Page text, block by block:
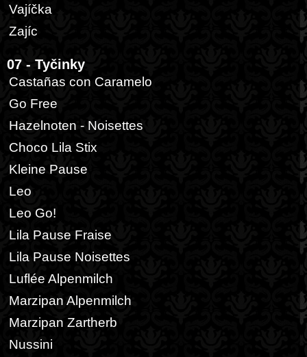
Vajíčka
Zajíc
07 - Tyčinky
Castañas con Caramelo
Go Free
Hazelnoten - Noisettes
Choco Lila Stix
Kleine Pause
Leo
Leo Go!
Lila Pause Fraise
Lila Pause Noisettes
Luflée Alpenmilch
Marzipan Alpenmilch
Marzipan Zartherb
Nussini